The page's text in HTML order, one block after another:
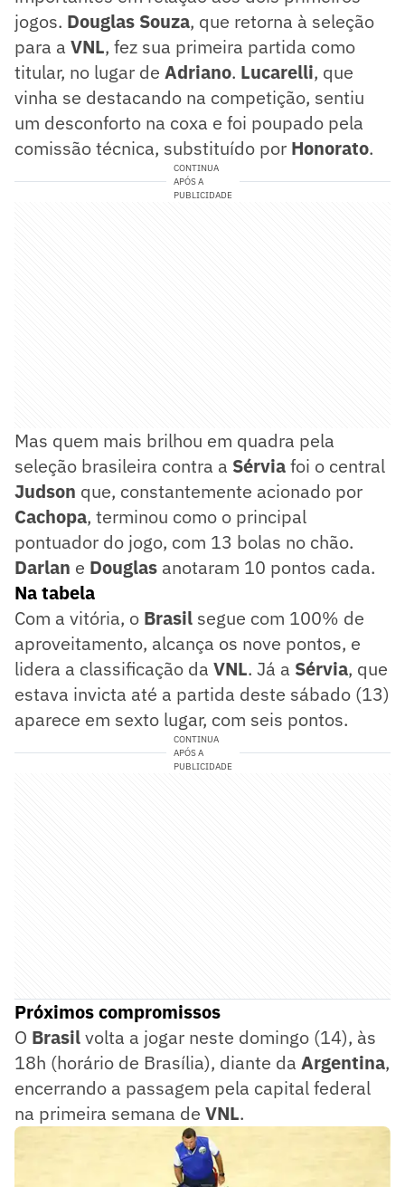
jogos. Douglas Souza, que retorna à seleção
para a VNL, fez sua primeira partida como
titular, no lugar de Adriano. Lucarelli, que
vinha se destacando na competição, sentiu
um desconforto na coxa e foi poupado pela
comissão técnica, substituído por Honorato.
CONTINUA
APÓS A
PUBLICIDADE
Mas quem mais brilhou em quadra pela
seleção brasileira contra a Sérviafoi o central
Judson que, constantemente acionado por
Cachopa, terminou como o principal
pontuador do jogo, com 13 bolas no chão.
Darlan e Douglas anotaram 10 pontos cada.
Na tabela
Com a vitória, o Brasil segue com 100% de
aproveitamento, alcança os nove pontos, e
lidera a classificação da VNL. Já a Sérvia, que
estava invicta até a partida deste sábado (13)
aparece em sexto lugar, com seis pontos.
CONTINUA
APÓS A
PUBLICIDADE
Próximos compromissos
O Brasilvolta a jogar neste domingo (14), às
18h (horário de Brasília), diante da Argentina,
encerrando a passagem pela capital federal
na primeira semana de VNL.